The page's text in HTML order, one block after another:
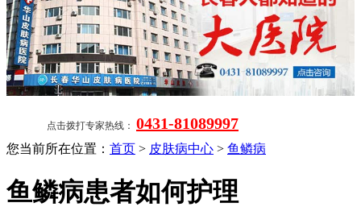
点击拨打专家热线： 0431-81089997
您当前所在位置： 首页 > 皮肤病中心 > 鱼鳞病
鱼鳞病患者如何护理